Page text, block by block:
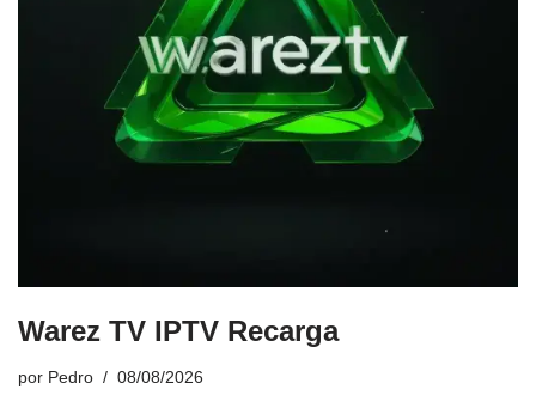
Warez TV IPTV Recarga
por Pedro 08/08/2026